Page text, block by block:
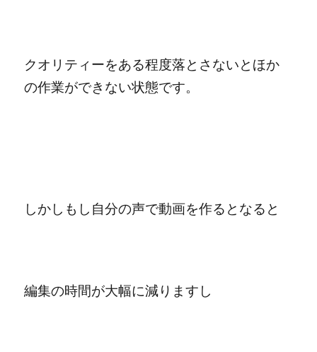
クオリティーをある程度落とさないとほか
の作業ができない状態です。
しかしもし自分の声で動画を作るとなると
編集の時間が大幅に減りますし